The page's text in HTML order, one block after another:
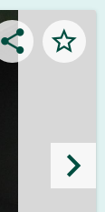
share star_border
keyboard_arrow_right